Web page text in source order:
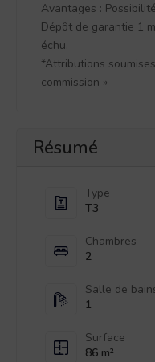
Avantages :
Dépôt de garantie 1
échu.
*Attributions
commission »
Résumé
Type
T3
Chambres
2
Salle de
1
Surface
86 m²